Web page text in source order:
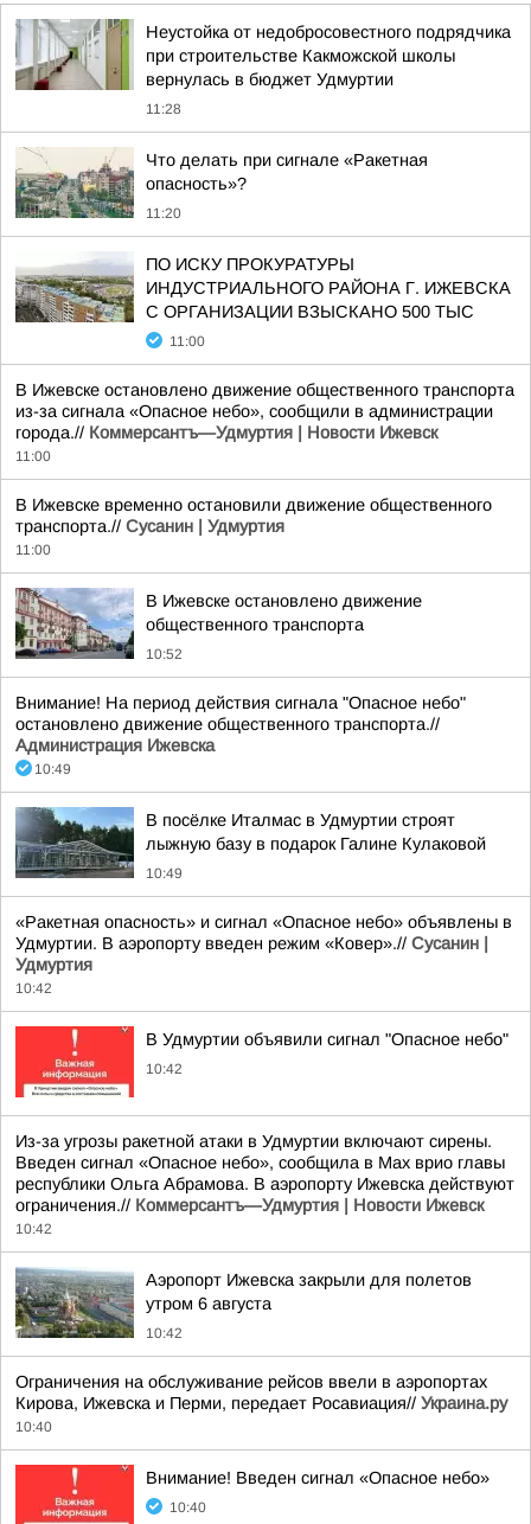
Неустойка от недобросовестного подрядчика
при строительстве Какможской школы
вернулась в бюджет Удмуртии
11:28
Что делать при сигнале «Ракетная
опасность»?
11:20
ПО ИСКУ ПРОКУРАТУРЫ
ИНДУСТРИАЛЬНОГО РАЙОНА Г. ИЖЕВСКА
С ОРГАНИЗАЦИИ ВЗЫСКАНО 500 ТЫС
11:00
В Ижевске остановлено движение общественного транспорта
из-за сигнала «Опасное небо», сообщили в администрации
города.// Коммерсантъ—Удмуртия | Новости Ижевск
11:00
В Ижевске временно остановили движение общественного
транспорта.// Сусанин | Удмуртия
11:00
В Ижевске остановлено движение
общественного транспорта
10:52
Внимание! На период действия сигнала "Опасное небо"
остановлено движение общественного транспорта.//
Администрация Ижевска
10:49
В посёлке Италмас в Удмуртии строят
лыжную базу в подарок Галине Кулаковой
10:49
«Ракетная опасность» и сигнал «Опасное небо» объявлены в
Удмуртии. В аэропорту введен режим «Ковер».// Сусанин |
Удмуртия
10:42
В Удмуртии объявили сигнал "Опасное небо"
10:42
Из-за угрозы ракетной атаки в Удмуртии включают сирены.
Введен сигнал «Опасное небо», сообщила в Max врио главы
республики Ольга Абрамова. В аэропорту Ижевска действуют
ограничения.// Коммерсантъ—Удмуртия | Новости Ижевск
10:42
Аэропорт Ижевска закрыли для полетов
утром 6 августа
10:42
Ограничения на обслуживание рейсов ввели в аэропортах
Кирова, Ижевска и Перми, передает Росавиация// Украина.ру
10:40
Внимание! Введен сигнал «Опасное небо»
10:40